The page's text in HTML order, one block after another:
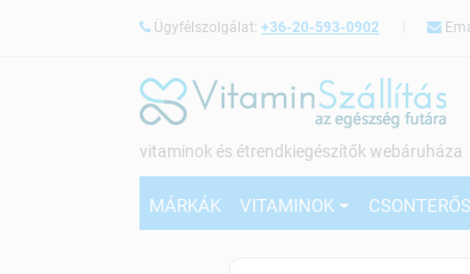
Ügyfélszolgálat: +36-20-593-0902
vitaminok és étrendkiegészítők webáruháza
MÁRKÁK VITAMINOK